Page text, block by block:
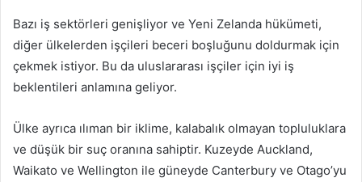
Bazı iş sektörleri genişliyor ve Yeni Zelanda hükümeti,
diğer ülkelerden işçileri beceri boşluğunu doldurmak için
çekmek istiyor. Bu da uluslararası işçiler için iyi iş
beklentileri anlamına geliyor.
Ülke ayrıca ılıman bir iklime, kalabalık olmayan topluluklara
ve düşük bir suç oranına sahiptir. Kuzeyde Auckland,
Waikato ve Wellington ile güneyde Canterbury ve Otago’yu